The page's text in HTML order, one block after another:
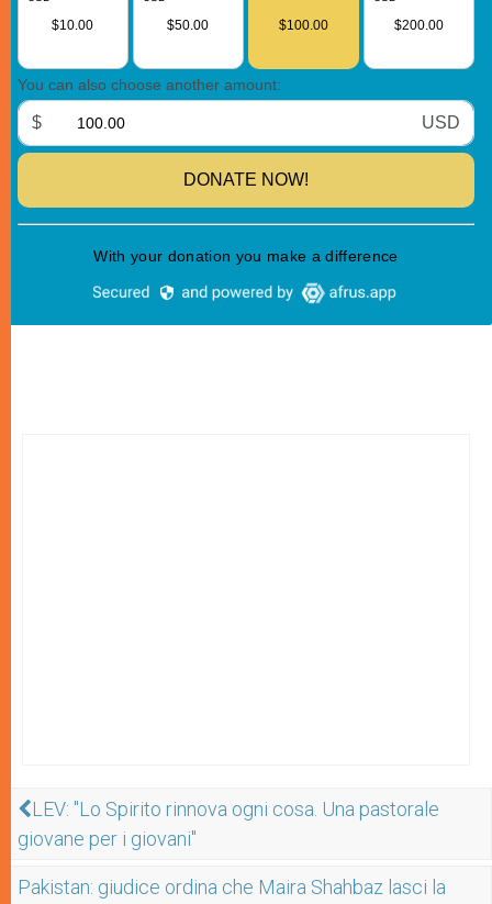
LEV: "Lo Spirito rinnova ogni cosa. Una pastorale
giovane per i giovani"
Pakistan: giudice ordina che Maira Shahbaz lasci la